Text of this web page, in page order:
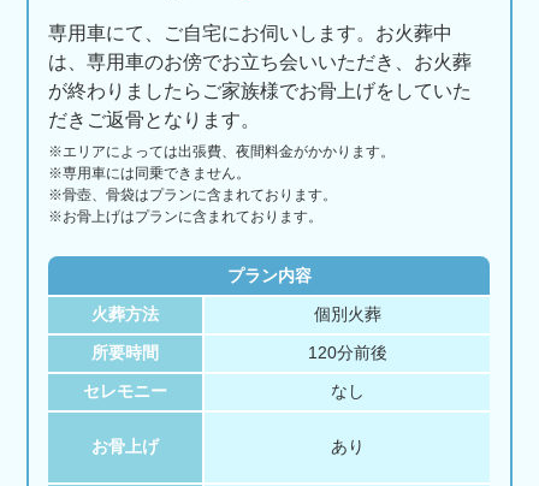
専用車にて、ご自宅にお伺いします。お火葬中
は、専用車のお傍でお立ち会いいただき、お火葬
が終わりましたらご家族様でお骨上げをしていた
だきご返骨となります。
※エリアに よっては出張費、夜間料金がかかります。
※専用車には同乗できません。
※骨壺、骨袋はプランに含まれております。
※お骨上げはプランに含まれております。
プラン内容
火葬方法 個別火葬
所要時間 120分前後
セレモニー なし
お骨上げ あり